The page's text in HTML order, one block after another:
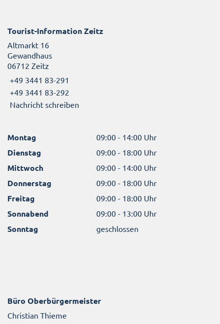
Tourist-Information Zeitz
Altmarkt 16
Gewandhaus
06712 Zeitz
+49 3441 83-291
+49 3441 83-292
Nachricht schreiben
Montag 09:00 - 14:00 Uhr
Dienstag 09:00 - 18:00 Uhr
Mittwoch 09:00 - 14:00 Uhr
Donnerstag 09:00 - 18:00 Uhr
Freitag 09:00 - 18:00 Uhr
Sonnabend 09:00 - 13:00 Uhr
Sonntag geschlossen
Büro Oberbürgermeister
Christian Thieme